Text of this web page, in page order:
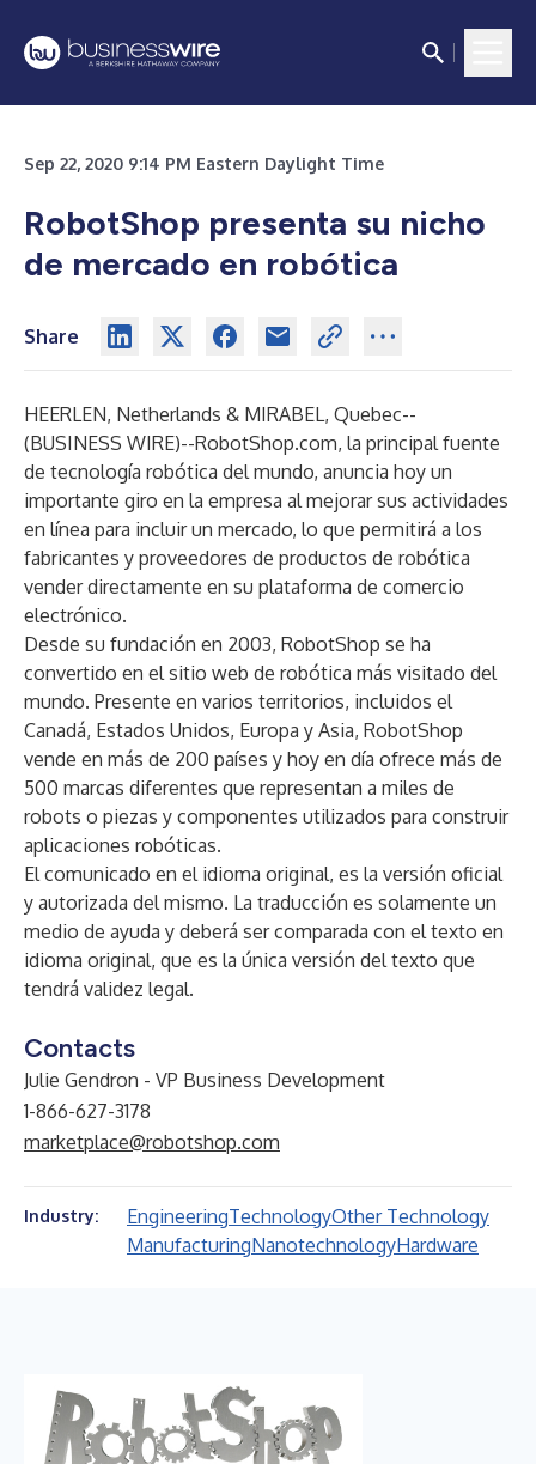
Sep 22, 2020 9:14 PM Eastern Daylight Time
RobotShop presenta su nicho
de mercado en robótica
Share
HEERLEN, Netherlands & MIRABEL, Quebec--
(BUSINESS WIRE)--RobotShop.com, la principal fuente
de tecnología robótica del mundo, anuncia hoy un
importante giro en la empresa al mejorar sus actividades
en línea para incluir un mercado, lo que permitirá a los
fabricantes y proveedores de productos de robótica
vender directamente en su plataforma de comercio
electrónico.
Desde su fundación en 2003, RobotShop se ha
convertido en el sitio web de robótica más visitado del
mundo. Presente en varios territorios, incluidos el
Canadá, Estados Unidos, Europa y Asia, RobotShop
vende en más de 200 países y hoy en día ofrece más de
500 marcas diferentes que representan a miles de
robots o piezas y componentes utilizados para construir
aplicaciones robóticas.
El comunicado en el idioma original, es la versión oficial
y autorizada del mismo. La traducción es solamente un
medio de ayuda y deberá ser comparada con el texto en
idioma original, que es la única versión del texto que
tendrá validez legal.
Contacts
Julie Gendron - VP Business Development
1-866-627-3178
marketplace@robotshop.com
Industry: EngineeringTechnologyOther Technology
ManufacturingNanotechnologyHardware